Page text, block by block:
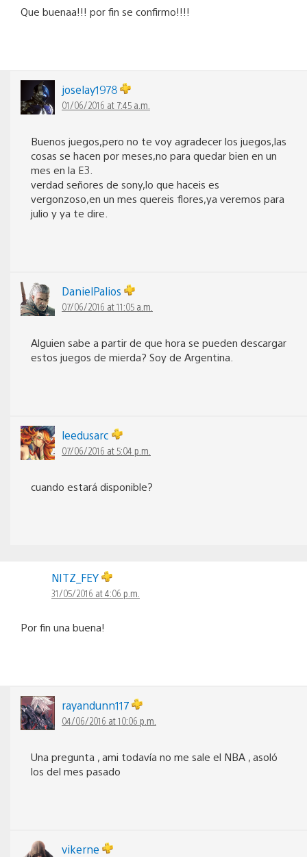
Que buenaa!!! por fin se confirmo!!!!
joselay1978
01/06/2016 at 7:45 a.m.
Buenos juegos,pero no te voy agradecer los juegos,las
cosas se hacen por meses,no para quedar bien en un
mes en la E3.
verdad señores de sony,lo que haceis es
vergonzoso,en un mes quereis flores,ya veremos para
julio y ya te dire.
DanielPalios
07/06/2016 at 11:05 a.m.
Alguien sabe a partir de que hora se pueden descargar
estos juegos de mierda? Soy de Argentina.
leedusarc
07/06/2016 at 5:04 p.m.
cuando estará disponible?
NITZ_FEY
31/05/2016 at 4:06 p.m.
Por fin una buena!
rayandunn117
04/06/2016 at 10:06 p.m.
Una pregunta , ami todavía no me sale el NBA , asoló
los del mes pasado
vikerne